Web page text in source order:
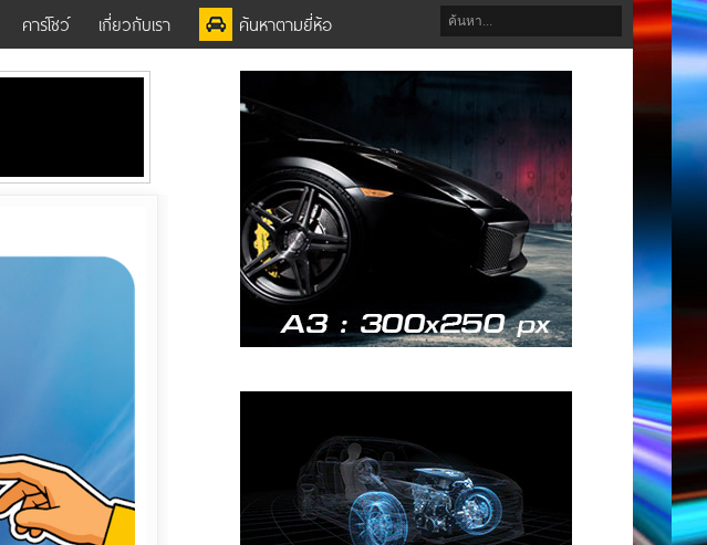
คาร์โชว์ เกี่ยวกับเรา ค้นหาตามยี่ห้อ